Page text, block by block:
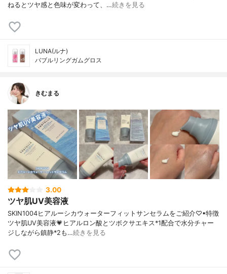
ねるとツヤ感と色味が変わって、…続きを見る
LUNA(ルナ)
バブルリングガムグロス
きむまる
3.00
ツヤ肌UV美容液
SKIN1004ヒアルーシカウォーターフィットサンセラムをご紹介♡▪︎特徴
ツヤ肌UV美容液💗ヒアルロン酸とツボクサエキス*1配合で水分チャー
ジしながら鎮静*2も…続きを見る